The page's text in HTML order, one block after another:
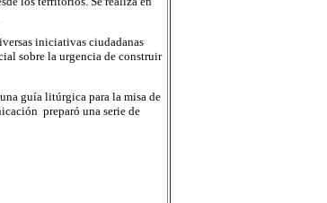
iniciativas ciudadanas
sobre la urgencia de construir
guía litúrgica para la misa de
preparó una serie de